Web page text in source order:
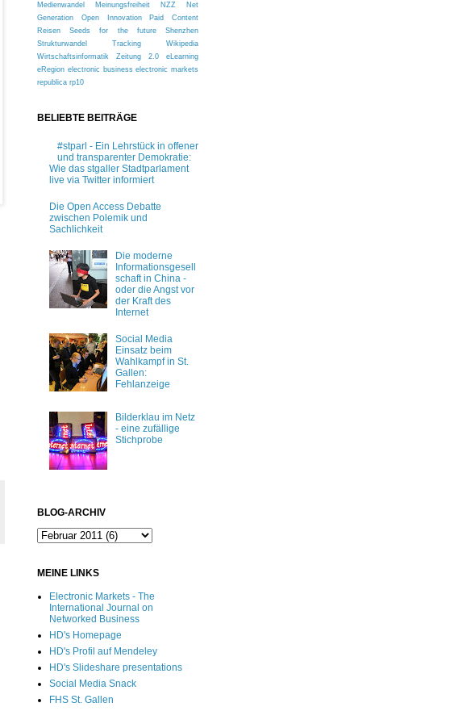
Medienwandel
Meinungsfreiheit NZZ
Net
Generation
Open Innovation
Paid Content
Reisen
Seeds for the future
Shenzhen
Strukturwandel
Tracking
Wikipedia
Wirtschaftsinformatik
Zeitung 2.0
eLearning
eRegion electronic business electronic markets
republica rp10
BELIEBTE BEITRÄGE
#stparl - Ein Lehrstück in offener
und transparenter Demokratie:
Wie das stgaller Stadtparlament
live via Twitter informiert
Die Open Access Debatte
zwischen Polemik und
Sachlichkeit
Die moderne
Informationsgesell
schaft in China -
oder die Angst vor
der Kraft des
Internet
Social Media
Einsatz beim
Wahlkampf in St.
Gallen:
Fehlanzeige
Bilderklau im Netz
- eine zufällige
Stichprobe
BLOG-ARCHIV
MEINE LINKS
Electronic Markets - The
International Journal on
Networked Business
HD's Homepage
HD's Profil auf Mendeley
HD's Slideshare presentations
Social Media Snack
FHS St. Gallen